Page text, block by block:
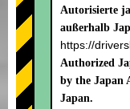
Autorisierte
außerhalb
https://
Authorized
by the Japan
Japan.